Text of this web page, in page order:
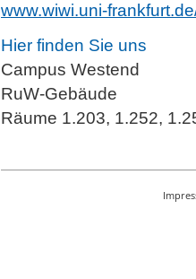
www.wiwi.uni-
Hier finden Sie uns
Campus Westend
RuW-Gebäude
Räume 1.203, 1.252,